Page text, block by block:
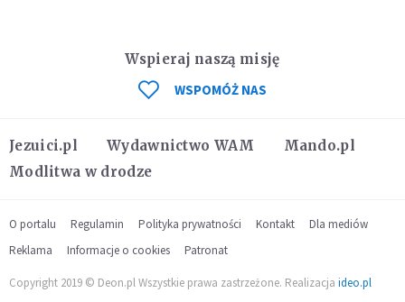
Jezuici.pl Wydawnictwo WAM
Mando.pl
Modlitwa w drodze
Wspieraj naszą misję
WSPOMÓŻ NAS
O portalu Regulamin Polityka prywatności Kontakt
Dla mediów
Reklama
Informacje o cookies Patronat
Copyright 2019 © Deon.pl Wszystkie prawa zastrzeżone. Realizacja ideo.pl